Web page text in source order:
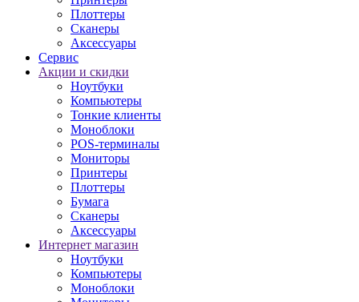
Плоттеры
Сканеры
Аксессуары
Сервис
Акции и скидки
Ноутбуки
Компьютеры
Тонкие клиенты
Моноблоки
POS-терминалы
Мониторы
Принтеры
Плоттеры
Бумага
Сканеры
Аксессуары
Интернет магазин
Ноутбуки
Компьютеры
Моноблоки